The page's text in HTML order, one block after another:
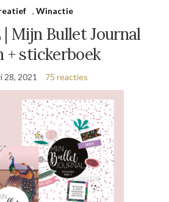
, Winactie
Mijn Bullet Journal
+ stickerboek
28, 2021 75 reacties